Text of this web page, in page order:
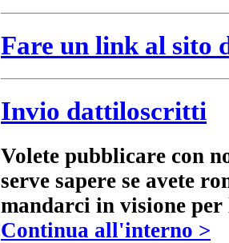
Fare un link al sito
Invio dattiloscritti
Volete pubblicare con
serve sapere se avete
mandarci in visione
Continua all'interno >